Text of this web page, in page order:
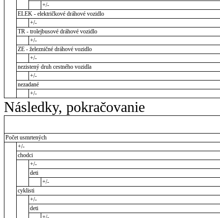
+/-
ELEK - električkové dráhové vozidlo
+/-
TR - trolejbusové dráhové vozidlo
+/-
ZE - železničné dráhové vozidlo
+/-
nezistený druh cestného vozidla
+/-
nezadané
+/-
Následky, pokračovanie
Počet usmrtených
+/-
chodci
+/-
deti
+/-
cyklisti
+/-
deti